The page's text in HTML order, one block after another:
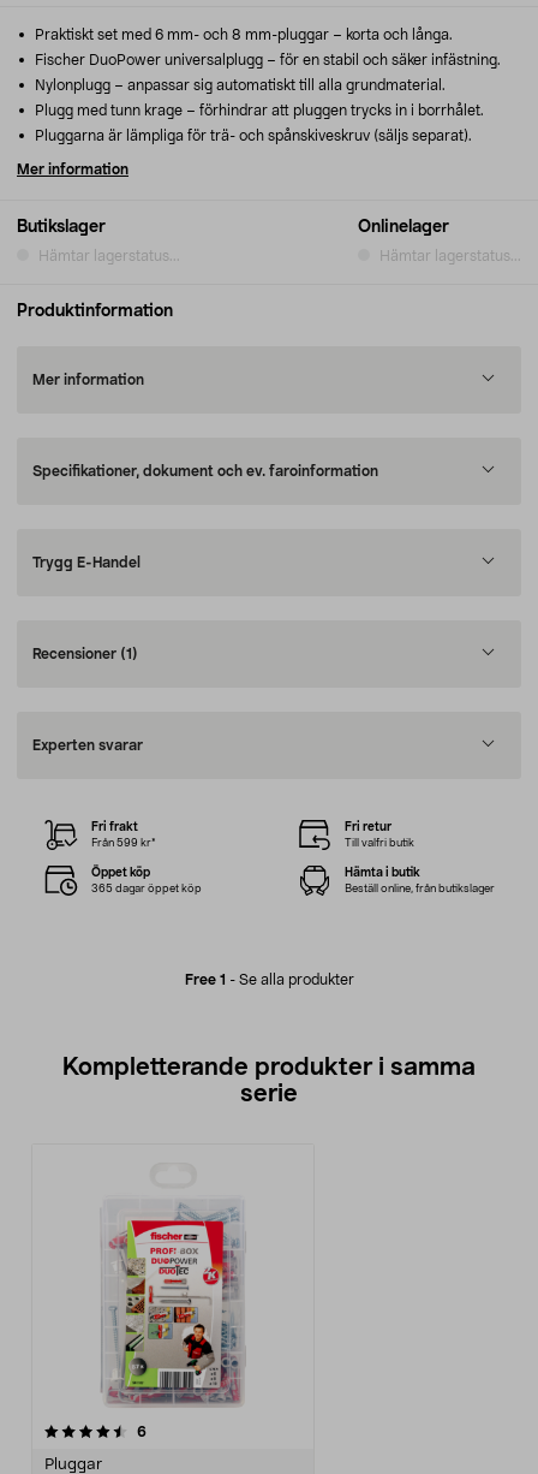
Butikslager
Hämtar lagerstatus...
Onlinelager
Hämtar lagerstatus...
Praktiskt set med 6 mm- och 8 mm-pluggar – korta och långa.
Fischer DuoPower universalplugg – för en stabil och säker infästning.
Nylonplugg – anpassar sig automatiskt till alla grundmaterial.
Plugg med tunn krage – förhindrar att pluggen trycks in i borrhålet.
Pluggarna är lämpliga för trä- och spånskiveskruv (säljs separat).
Mer information
Produktinformation
Mer information
Specifikationer, dokument och ev. faroinformation
Trygg E-Handel
Recensioner (1)
Experten svarar
Free 1 - Se alla produkter
Fri frakt
Från 599 kr*
Fri retur
Till valfri butik
Öppet köp
365 dagar öppet köp
Hämta i butik
Beställ online, från butikslager
Kompletterande produkter i samma
serie
6recensioner
Pluggar